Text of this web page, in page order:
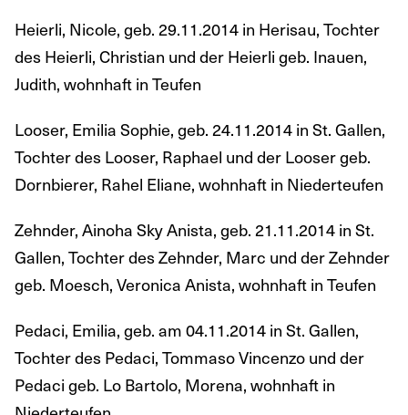
Heierli, Nicole, geb. 29.11.2014 in Herisau, Tochter
des Heierli, Christian und der Heierli geb. Inauen,
Judith, wohnhaft in Teufen
Looser, Emilia Sophie, geb. 24.11.2014 in St. Gallen,
Tochter des Looser, Raphael und der Looser geb.
Dornbierer, Rahel Eliane, wohnhaft in Niederteufen
Zehnder, Ainoha Sky Anista, geb. 21.11.2014 in St.
Gallen, Tochter des Zehnder, Marc und der Zehnder
geb. Moesch, Veronica Anista, wohnhaft in Teufen
Pedaci, Emilia, geb. am 04.11.2014 in St. Gallen,
Tochter des Pedaci, Tommaso Vincenzo und der
Pedaci geb. Lo Bartolo, Morena, wohnhaft in